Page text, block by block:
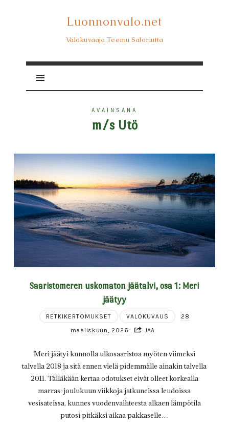
Luonnonvalo.net
Luonnonvalo.net
Valokuvaaja Teemu Saloriutta
AVAINSANA
m/s Utö
Saaristomeren uskomaton jäätalvi, osa 1: Meri
jäätyy
RETKIKERTOMUKSET VALOKUVAUS
28
maaliskuun, 2026
JAA
Meri jäätyi kunnolla ulkosaaristoa myöten viimeksi
talvella 2018 ja sitä ennen vielä pidemmälle ainakin talvella
2011. Tälläkään kertaa odotukset eivät olleet korkealla
marras-joulukuun viikkoja jatkuneissa leudoissa
vesisateissa, kunnes vuodenvaihteesta alkaen lämpötila
putosi pitkäksi aikaa pakkaselle…